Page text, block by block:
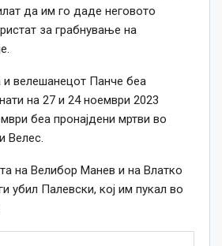
да им го даде неговото
за грабнување на
велешанецот Панче беа
на 27 и 24 ноември 2023
беа пронајдени мртви во
Велес.
на Велибор Манев и на Влатко
убил Палевски, кој им пукал во